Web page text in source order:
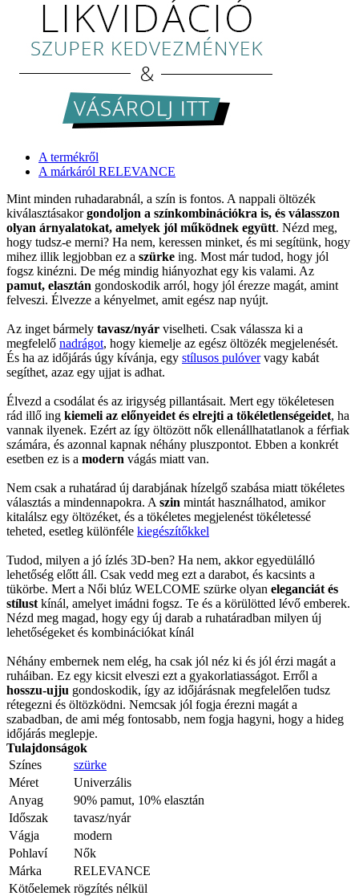
A termékről
A márkáról RELEVANCE
Mint minden ruhadarabnál, a szín is fontos. A nappali öltözék
kiválasztásakorgondoljon a színkombinációkra is, és válasszon
olyan árnyalatokat, amelyek jól működnek együtt. Nézd meg,
hogy tudsz-e merni? Ha nem, keressen minket, és mi segítünk, hogy
mihez illik legjobban ez a szürke ing. Most már tudod, hogy jól
fogsz kinézni. De még mindig hiányozhat egy kis valami. Az
pamut, elasztán gondoskodik arról, hogy jól érezze magát, amint
felveszi. Élvezze a kényelmet, amit egész nap nyújt.
Az inget bármely tavasz/nyár viselheti. Csak válassza ki a
megfelelő nadrágot, hogy kiemelje az egész öltözék megjelenését.
És ha az időjárás úgy kívánja, egy stílusos pulóvervagy kabát
segíthet, azaz egy ujjat is adhat.
Élvezd a csodálat és az irigység pillantásait. Mert egy tökéletesen
rád illő ing kiemeli az előnyeidet és elrejti a tökéletlenségeidet, ha
vannak ilyenek. Ezért az így öltözött nők ellenállhatatlanok a férfiak
számára, és azonnal kapnak néhány pluszpontot. Ebben a konkrét
esetben ez is a modern vágás miatt van.
Nem csak a ruhatárad új darabjának hízelgő szabása miatt tökéletes
választás a mindennapokra. A szin mintát használhatod, amikor
kitalálsz egy öltözéket, és a tökéletes megjelenést tökéletessé
teheted, esetleg különféle kiegészítőkkel
Tudod, milyen a jó ízlés 3D-ben? Ha nem, akkor egyedülálló
lehetőség előtt áll. Csak vedd meg ezt a darabot, és kacsints a
tükörbe. Mert a Női blúz WELCOME szürke olyan eleganciát és
stílust kínál, amelyet imádni fogsz. Te és a körülötted lévő emberek.
Nézd meg magad, hogy egy új darab a ruhatáradban milyen új
lehetőségeket és kombinációkat kínál
Néhány embernek nem elég, ha csak jól néz ki és jól érzi magát a
ruháiban. Ez egy kicsit elveszi ezt a gyakorlatiasságot. Erről a
hosszu-ujju gondoskodik, így az időjárásnak megfelelően tudsz
rétegezni és öltözködni. Nemcsak jól fogja érezni magát a
szabadban, de ami még fontosabb, nem fogja hagyni, hogy a hideg
időjárás meglepje.
Tulajdonságok
Színes
szürke
Méret
Univerzális
Anyag
90% pamut, 10% elasztán
Időszak
tavasz/nyár
Vágja
modern
Pohlaví
Nők
Márka
RELEVANCE
Kötőelemek rögzítés nélkül